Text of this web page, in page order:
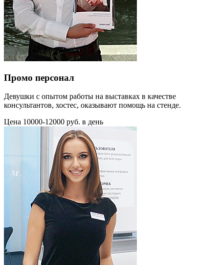
Промо персонал
Девушки с опытом работы на выставках в качестве
консультантов, хостес, оказывают помощь на стенде.
Цена 10000-12000 руб. в день